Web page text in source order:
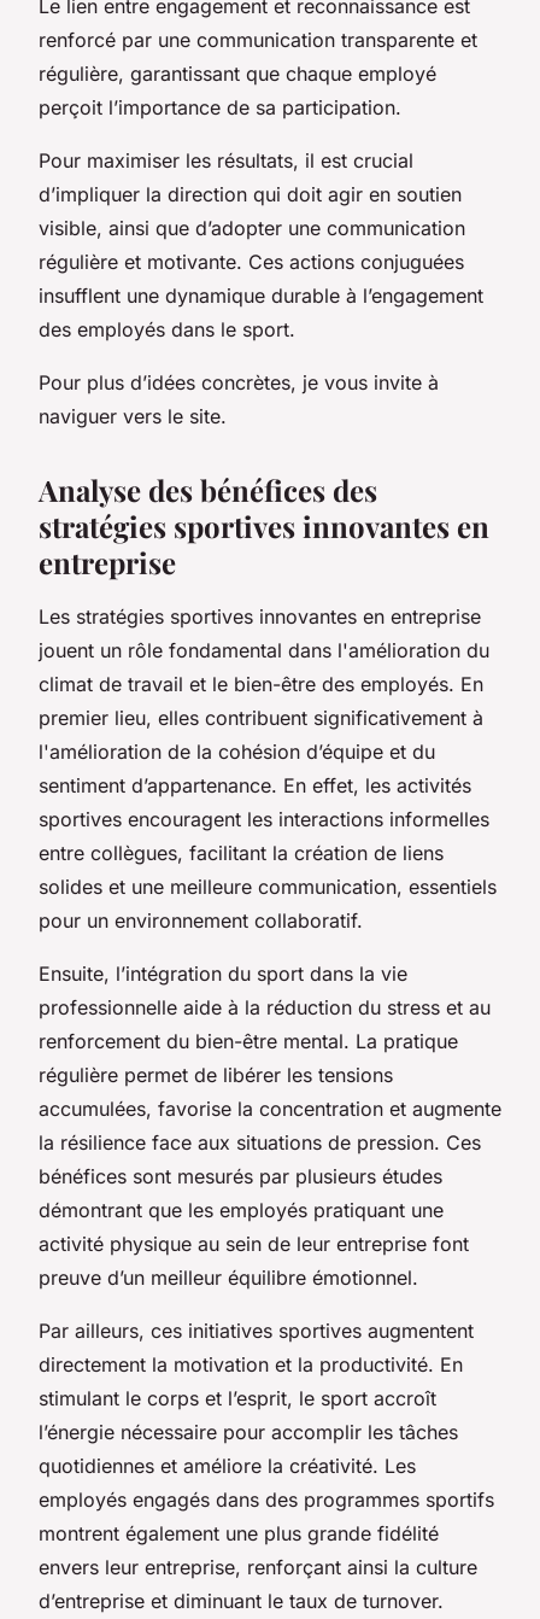
Le lien entre engagement et reconnaissance est
renforcé par une communication transparente et
régulière, garantissant que chaque employé
perçoit l’importance de sa participation.
Pour maximiser les résultats, il est crucial
d’impliquer la direction qui doit agir en soutien
visible, ainsi que d’adopter une communication
régulière et motivante. Ces actions conjuguées
insufflent une dynamique durable à l’engagement
des employés dans le sport.
Pour plus d’idées concrètes, je vous invite à
naviguer vers le site.
Analyse des bénéfices des
stratégies sportives innovantes en
entreprise
Les stratégies sportives innovantes en entreprise
jouent un rôle fondamental dans l'amélioration du
climat de travail et le bien-être des employés. En
premier lieu, elles contribuent significativement à
l'amélioration de la cohésion d’équipe et du
sentiment d’appartenance. En effet, les activités
sportives encouragent les interactions informelles
entre collègues, facilitant la création de liens
solides et une meilleure communication, essentiels
pour un environnement collaboratif.
Ensuite, l’intégration du sport dans la vie
professionnelle aide à la réduction du stress et au
renforcement du bien-être mental. La pratique
régulière permet de libérer les tensions
accumulées, favorise la concentration et augmente
la résilience face aux situations de pression. Ces
bénéfices sont mesurés par plusieurs études
démontrant que les employés pratiquant une
activité physique au sein de leur entreprise font
preuve d’un meilleur équilibre émotionnel.
Par ailleurs, ces initiatives sportives augmentent
directement la motivation et la productivité. En
stimulant le corps et l’esprit, le sport accroît
l’énergie nécessaire pour accomplir les tâches
quotidiennes et améliore la créativité. Les
employés engagés dans des programmes sportifs
montrent également une plus grande fidélité
envers leur entreprise, renforçant ainsi la culture
d’entreprise et diminuant le taux de turnover.